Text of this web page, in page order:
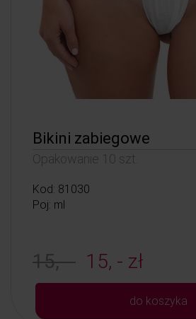
Bikini zabiegowe
Opakowanie 10 szt.
Kod: 81030
Poj: ml
15, - 15, - zł
do koszyka